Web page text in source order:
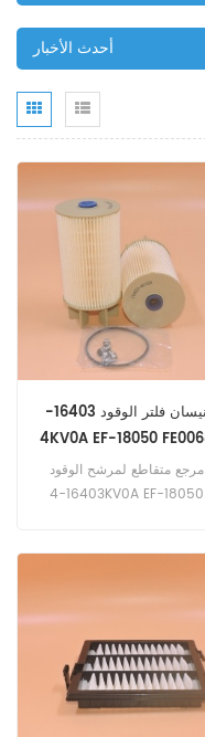
أحدث الأخبار
نيسان فلتر الوقود 16403-
4KV0A EF-18050 FE0068
SN25162
مرجع متقاطع لمرشح الوقود
16403-4KV0A EF-18050
75.18.